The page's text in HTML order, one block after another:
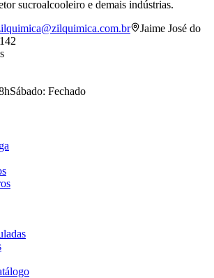
sucroalcooleiro e demais indústrias.
Jaime José do
Sábado: Fechado